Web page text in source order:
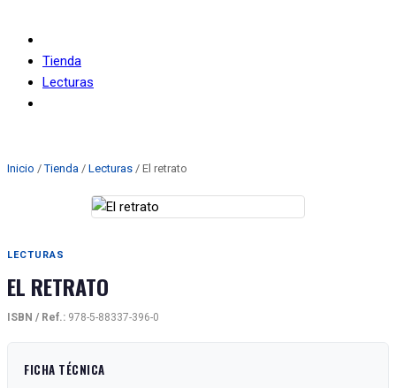
Tienda
Lecturas
Inicio /Tienda / Lecturas / El retrato
LECTURAS
EL RETRATO
ISBN / Ref.: 978-5-88337-396-0
FICHA TÉCNICA